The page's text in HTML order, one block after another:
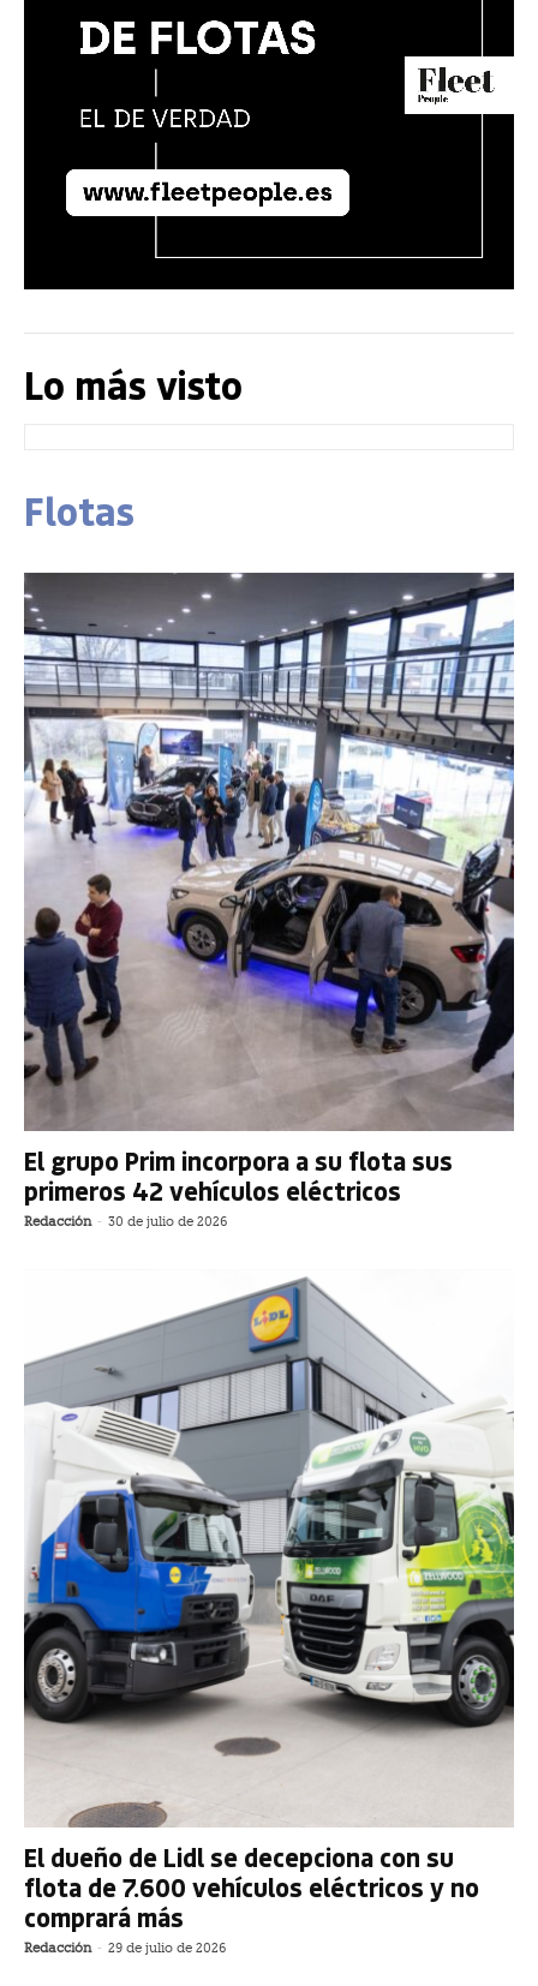
Lo más visto
Flotas
El grupo Prim incorpora a su flota sus
primeros 42 vehículos eléctricos
Redacción - 30 de julio de 2026
El dueño de Lidl se decepciona con su
flota de 7.600 vehículos eléctricos y no
comprará más
Redacción - 29 de julio de 2026